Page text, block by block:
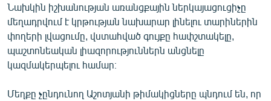
«Ազատության» բոլոր կայքերը
Նախկին իշխանության առանցքային ներկայացուցիչը
մեղադրվում է կրթության նախարար լինելու տարիներին
փողերի լվացումը, վստահված գույքը հափշտակելը,
պաշտոնեական լիազորություններն անցնելը
կազմակերպելու համար։
Մեղքը չընդունող Աշոտյանի թիմակիցները պնդում են, որ